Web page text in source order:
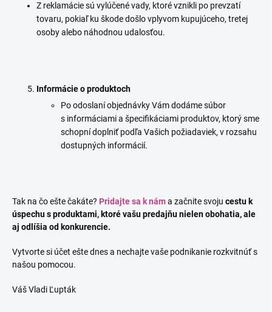
Z reklamácie sú vylúčené vady, ktoré vznikli po prevzatí
tovaru, pokiaľ ku škode došlo vplyvom kupujúceho, tretej
osoby alebo náhodnou udalosťou.
Informácie o produktoch
Po odoslaní objednávky Vám dodáme súbor
s informáciami a špecifikáciami produktov, ktorý sme
schopní doplniť podľa Vašich požiadaviek, v rozsahu
dostupných informácií.
Tak na čo ešte čakáte? Pridajte sa k náma začnite svoju cestu k
úspechu s produktami, ktoré vašu predajňu nielen obohatia, ale
aj odlíšia od konkurencie.
Vytvorte si účet ešte dnes a nechajte vaše podnikanie rozkvitnúť s
našou pomocou.
Váš Vladi Ľupták